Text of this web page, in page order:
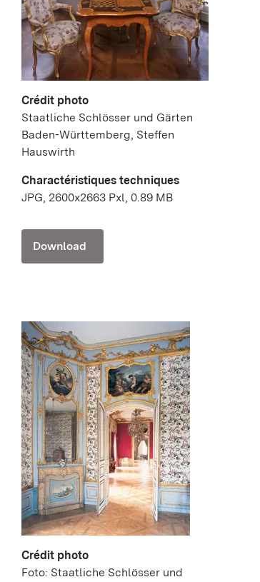
Crédit photo
Staatliche Schlösser und Gärten
Baden-Württemberg, Steffen
Hauswirth
Charactéristiques techniques
JPG, 2600x2663 Pxl, 0.89 MB
Download
Crédit photo
Foto: Staatliche Schlösser und